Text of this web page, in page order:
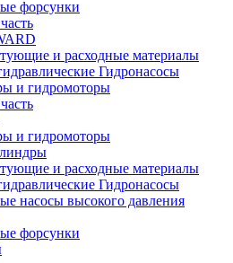
форсунки
и расходные материалы
Гидронасосы
и гидромоторы
и гидромоторы
и расходные материалы
Гидронасосы
насосы высокого давления
форсунки